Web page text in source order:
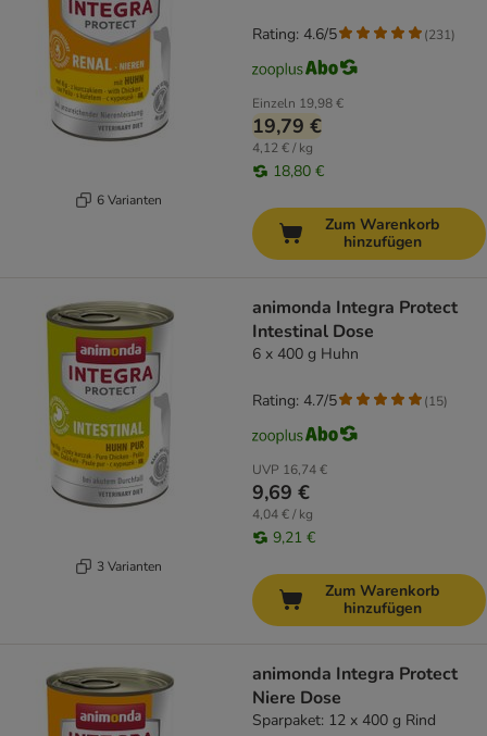
6 Varianten
Einzeln 19,98 €
19,79 €
4,12 € / kg
18,80 €
Rating: 4.6/5 (231)
Zum Warenkorb
hinzufügen
3 Varianten
animonda Integra Protect
Intestinal Dose
6 x 400 g Huhn
UVP 16,74 €
9,69 €
4,04 € / kg
9,21 €
Rating: 4.7/5 (15)
Zum Warenkorb
hinzufügen
animonda Integra Protect
Niere Dose
Sparpaket: 12 x 400 g Rind